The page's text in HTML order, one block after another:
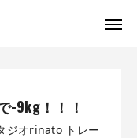
-9kg！！！
ジオrinato トレー